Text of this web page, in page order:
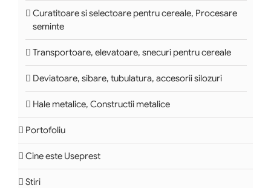
Curatitoare si selectoare pentru cereale, Procesare
seminte
Transportoare, elevatoare, snecuri pentru cereale
Deviatoare, sibare, tubulatura, accesorii silozuri
Hale metalice, Constructii metalice
Portofoliu
Cine este Useprest
Stiri